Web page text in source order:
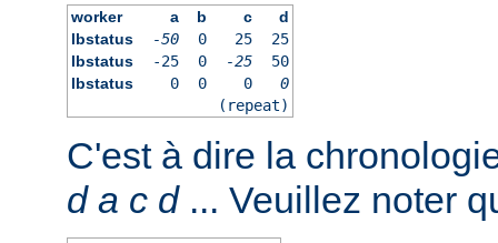
worker a b c
d
lbstatus
-50 0 25
25
lbstatus
-25 0 -25
50
lbstatus
0 0 0
0
(repeat)
C'est à dire la
d a c d... Veuillez noter